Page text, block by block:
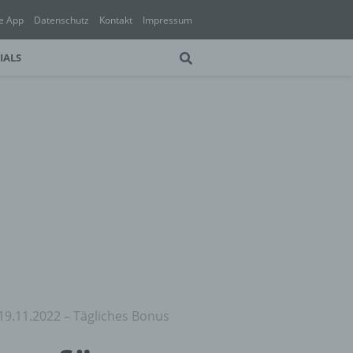
App Datenschutz Kontakt Impressum
– Tägliches Bonus